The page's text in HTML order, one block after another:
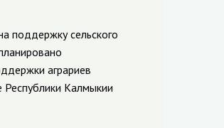
поддержку сельского
аграриев
Калмыкии